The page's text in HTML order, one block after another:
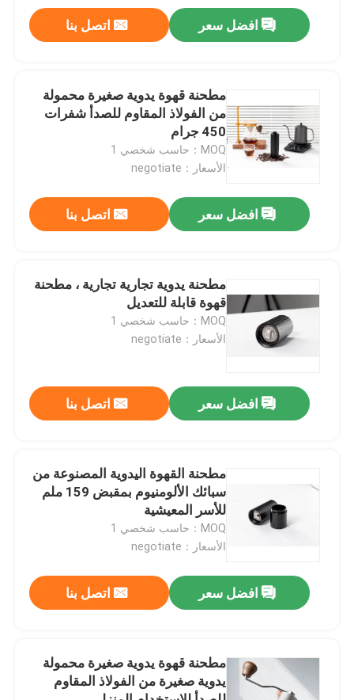
عرض الواقع الافتراضي
معلومات عنا
مراقبة الجودة
حالات
مطحنة القهوة
افضل سعر اتصل بنا
مطحنة قهوة يدوية صغيرة محمولة
من الفولاذ المقاوم للصدأ شفرات
450 جرام
MOQ：حاسب شخصي 1
الأسعار：negotiate
افضل سعر اتصل بنا
مطحنة يدوية تجارية تجارية ، مطحنة
قهوة قابلة للتعديل
MOQ：حاسب شخصي 1
الأسعار：negotiate
افضل سعر اتصل بنا
مطحنة القهوة اليدوية المصنوعة من
سبائك الألومنيوم بمقبض 159 ملم
للأسر المعيشية
MOQ：حاسب شخصي 1
الأسعار：negotiate
افضل سعر اتصل بنا
مطحنة قهوة يدوية صغيرة محمولة
يدوية صغيرة من الفولاذ المقاوم